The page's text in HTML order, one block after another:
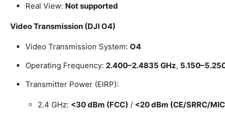
Real View: Not supported
Video Transmission (DJI O4)
Video Transmission System: O4
Operating Frequency: 2.400–2.4835 GHz,
Transmitter Power (EIRP):
2.4 GHz: <30 dBm (FCC) / <20 dBm (CE/SRRC/